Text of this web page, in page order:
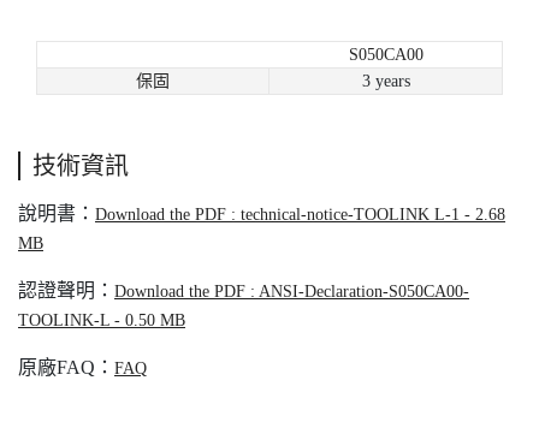
S050CA00
保固
3 years
技術資訊
說明書： Download the PDF : technical-notice-TOOLINK L-1 - 2.68
MB
認證聲明： Download the PDF : ANSI-Declaration-S050CA00-
TOOLINK-L - 0.50 MB
原廠FAQ： FAQ